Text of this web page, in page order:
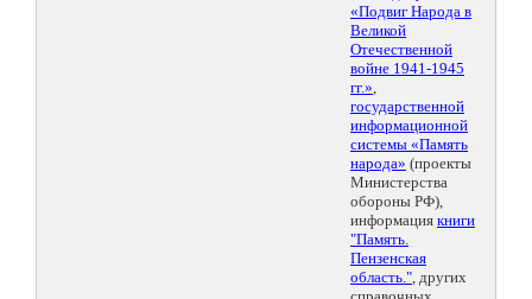
«Подвиг Народа в
Великой
Отечественной
войне 1941-1945
гг.»,
государственной
информационной
системы «Память
народа» (проекты
Министерства
обороны РФ),
информация книги
"Память.
Пензенская
область.", других